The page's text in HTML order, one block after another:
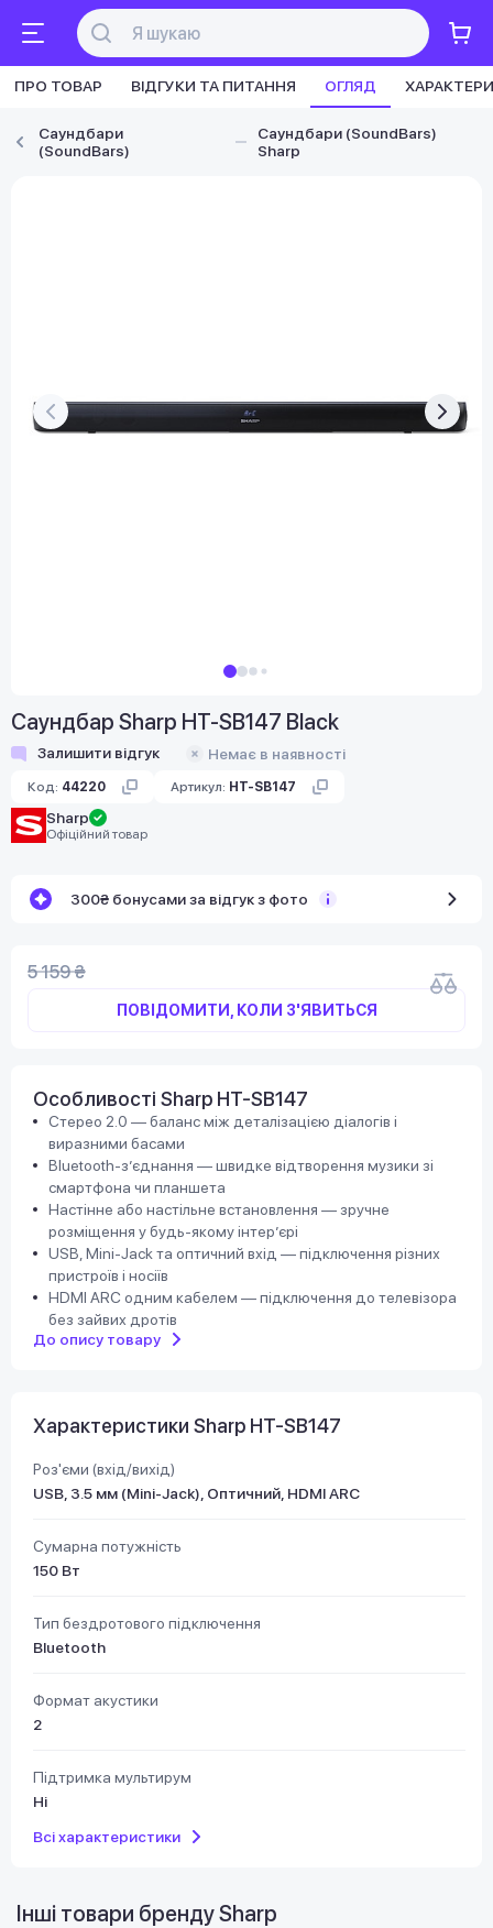
ПРО ТОВАР ВІДГУКИ ТА ПИТАННЯ ОГЛЯД
Саундбари
(SoundBars)
Саундбари (SoundBars)
Sharp
Саундбар Sharp HT-SB147 Black
Залишити відгук Немає в наявності
Код: 44220 Артикул: HT-SB147
Sharp
Офіційний товар
300₴ бонусами за відгук з фото
5 159 ₴
ПОВІДОМИТИ, КОЛИ З'ЯВИТЬСЯ
Особливості Sharp HT-SB147
Стерео 2.0 — баланс між деталізацією діалогів і
виразними басами
Bluetooth-з’єднання — швидке відтворення музики зі
смартфона чи планшета
Настінне або настільне встановлення — зручне
розміщення у будь-якому інтер’єрі
USB, Mini-Jack та оптичний вхід — підключення різних
пристроїв і носіїв
HDMI ARC одним кабелем — підключення до телевізора
без зайвих дротів
До опису товару
Характеристики Sharp HT-SB147
Роз'єми (вхід/вихід)
USB, 3.5 мм (Mini-Jack), Оптичний, HDMI ARC
Сумарна потужність
150 Вт
Тип бездротового підключення
Bluetooth
Формат акустики
2
Підтримка мультирум
Ні
Всі характеристики
Інші товари брендуSharp